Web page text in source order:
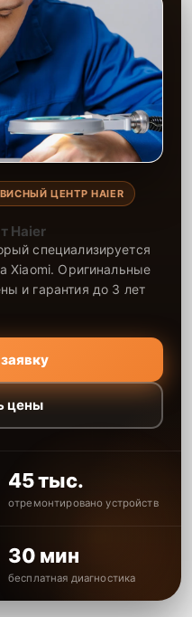
ЦЕНТР HAIER
Haier
специализируется
Xiaomi. Оригинальные
и гарантия до 3 лет
цены
45 тыс.
отремонтировано устройств
30 мин
бесплатная диагностика